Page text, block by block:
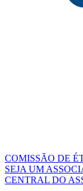
COMISSÃO DE
SEJA UM
CENTRAL DO